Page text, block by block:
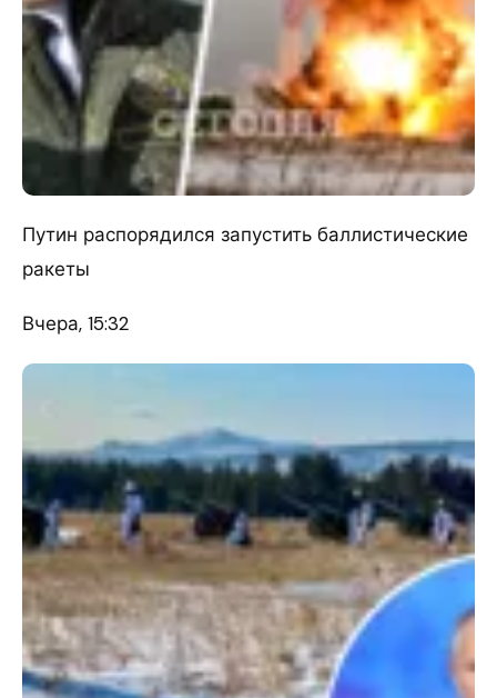
Путин распорядился запустить баллистические
ракеты
Вчера, 15:32